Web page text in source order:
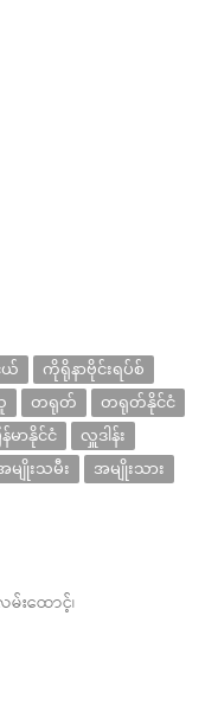
ယ်
ကိုရိုနာဗိုင်းရပ်စ်
တရုတ်
တရုတ်နိုင်ငံ
န်မာနိုင်ငံ
လှူဒါန်း
မျိုးသမီး အမျိုးသား
းထောင့်၊